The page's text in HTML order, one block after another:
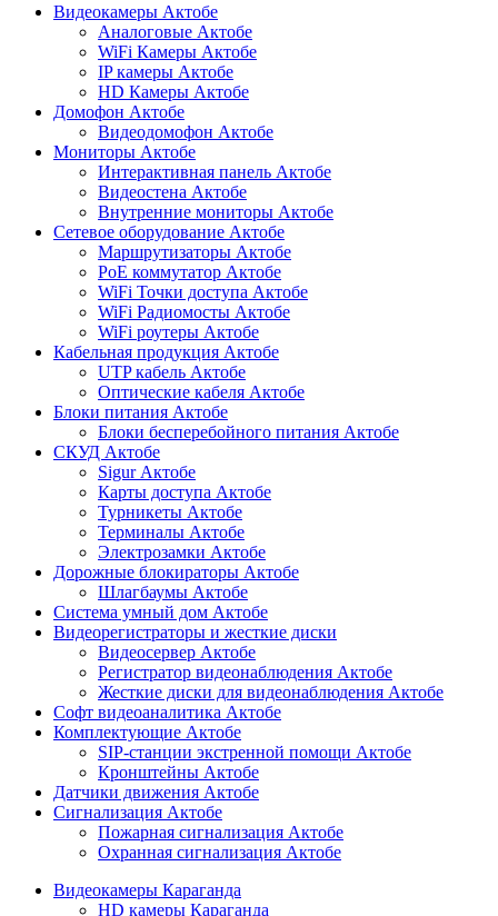
Видеокамеры Актобе
Аналоговые Актобе
WiFi Камеры Актобе
IP камеры Актобе
HD Камеры Актобе
Домофон Актобе
Видеодомофон Актобе
Мониторы Актобе
Интерактивная панель Актобе
Видеостена Актобе
Внутренние мониторы Актобе
Сетевое оборудование Актобе
Маршрутизаторы Актобе
PoE коммутатор Актобе
WiFi Точки доступа Актобе
WiFi Радиомосты Актобе
WiFi роутеры Актобе
Кабельная продукция Актобе
UTP кабель Актобе
Оптические кабеля Актобе
Блоки питания Актобе
Блоки бесперебойного питания Актобе
СКУД Актобе
Sigur Актобе
Карты доступа Актобе
Турникеты Актобе
Терминалы Актобе
Электрозамки Актобе
Дорожные блокираторы Актобе
Шлагбаумы Актобе
Система умный дом Актобе
Видеорегистраторы и жесткие диски
Видеосервер Актобе
Регистратор видеонаблюдения Актобе
Жесткие диски для видеонаблюдения Актобе
Софт видеоаналитика Актобе
Комплектующие Актобе
SIP-станции экстренной помощи Актобе
Кронштейны Актобе
Датчики движения Актобе
Сигнализация Актобе
Пожарная сигнализация Актобе
Охранная сигнализация Актобе
Видеокамеры Караганда
HD камеры Караганда